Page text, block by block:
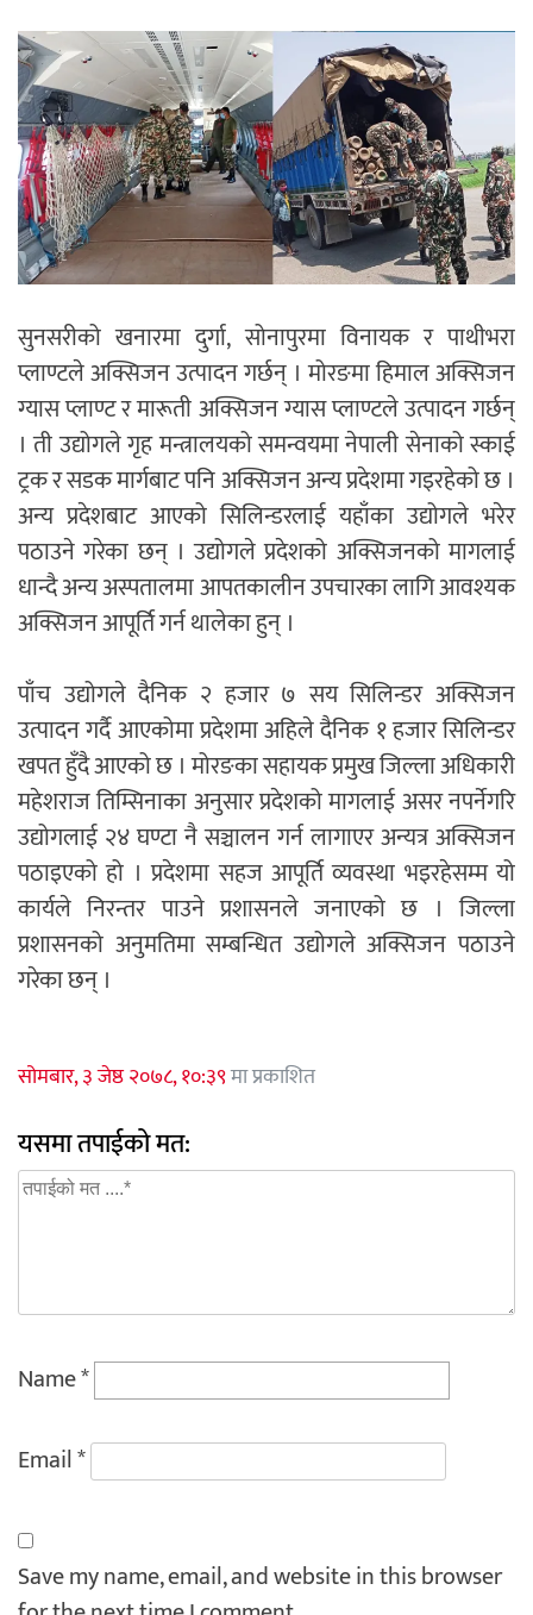
सुनसरीको खनारमा दुर्गा, सोनापुरमा विनायक र पाथीभरा
प्लाण्टले अक्सिजन उत्पादन गर्छन् । मोरङमा हिमाल अक्सिजन
ग्यास प्लाण्ट र मारूती अक्सिजन ग्यास प्लाण्टले उत्पादन गर्छन्
। ती उद्योगले गृह मन्त्रालयको समन्वयमा नेपाली सेनाको स्काई
ट्रक र सडक मार्गबाट पनि अक्सिजन अन्य प्रदेशमा गइरहेको छ ।
अन्य प्रदेशबाट आएको सिलिन्डरलाई यहाँका उद्योगले भरेर
पठाउने गरेका छन् । उद्योगले प्रदेशको अक्सिजनको मागलाई
धान्दै अन्य अस्पतालमा आपतकालीन उपचारका लागि आवश्यक
अक्सिजन आपूर्ति गर्न थालेका हुन् ।
पाँच उद्योगले दैनिक २ हजार ७ सय सिलिन्डर अक्सिजन
उत्पादन गर्दै आएकोमा प्रदेशमा अहिले दैनिक १ हजार सिलिन्डर
खपत हुँदै आएको छ । मोरङका सहायक प्रमुख जिल्ला अधिकारी
महेशराज तिम्सिनाका अनुसार प्रदेशको मागलाई असर नपर्नेगरि
उद्योगलाई २४ घण्टा नै सञ्चालन गर्न लागाएर अन्यत्र अक्सिजन
पठाइएको हो । प्रदेशमा सहज आपूर्ति व्यवस्था भइरहेसम्म यो
कार्यले निरन्तर पाउने प्रशासनले जनाएको छ । जिल्ला
प्रशासनको अनुमतिमा सम्बन्धित उद्योगले अक्सिजन पठाउने
गरेका छन् ।
सोमबार, ३ जेष्ठ २०७८, १०:३९मा प्रकाशित
यसमा तपाईको मत:
Name*
Email*
Save my name, email, and website in this browser